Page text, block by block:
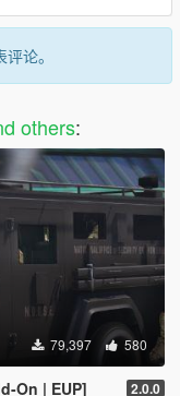
论。
others:
79,397 580
On | EUP] 2.0.0